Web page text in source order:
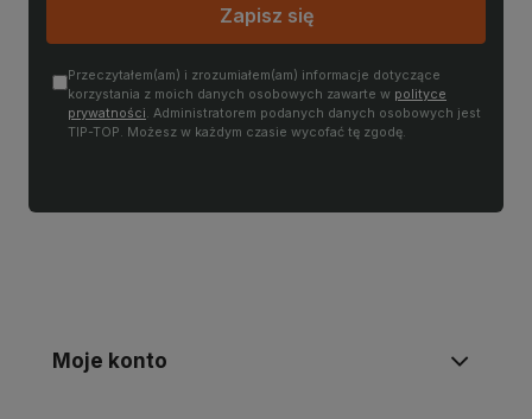
Zapisz się
Przeczytałem(am) i zrozumiałem(am) informacje dotyczące
korzystania z moich danych osobowych zawarte w polityce
prywatności. Administratorem podanych danych osobowych jest
TIP-TOP. Możesz w każdym czasie wycofać tę zgodę.
Moje konto